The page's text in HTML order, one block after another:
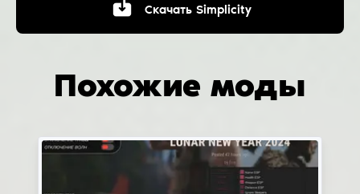
Скачать Simplicity
Похожие моды